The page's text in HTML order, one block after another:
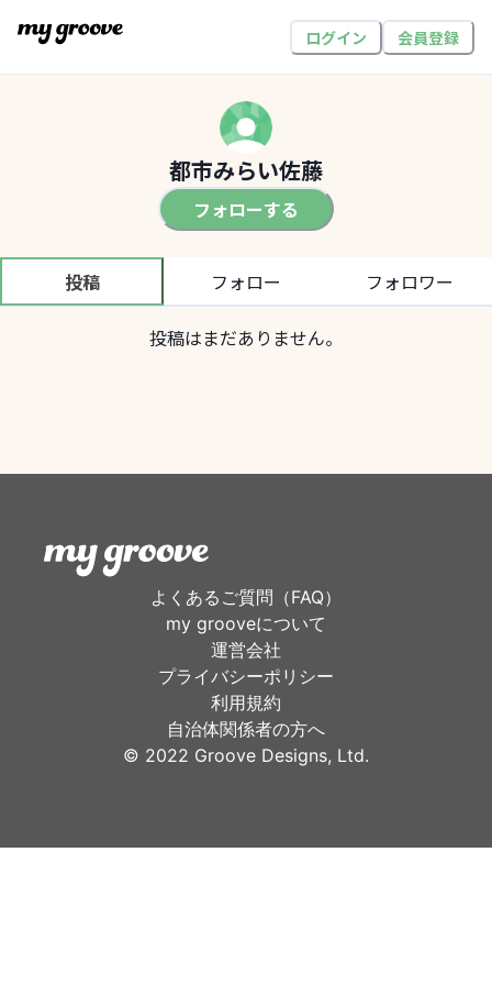
ログイン 会員登録
都市みらい佐藤
フォローする
投稿 フォロー フォロワー
投稿はまだありません。
よくあるご質問（FAQ）
my grooveについて
運営会社
プライバシーポリシー
利用規約
自治体関係者の方へ
©︎ 2022 Groove Designs, Ltd.